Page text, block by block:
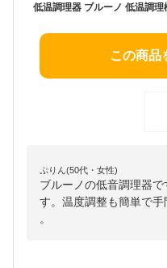
この商品
ぷりん(50代・女性)
ブルーノの低音調理器
す。温度調整も簡単で
。